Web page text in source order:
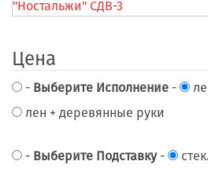
Цена
- Выберите Исполнение -
лен + деревянные руки
- Выберите Подставку-